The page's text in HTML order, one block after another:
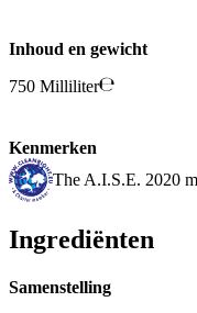
Inhoud en gewicht
750 Milliliter
Kenmerken
The A.I.S.E. 2020
Ingrediënten
Samenstelling